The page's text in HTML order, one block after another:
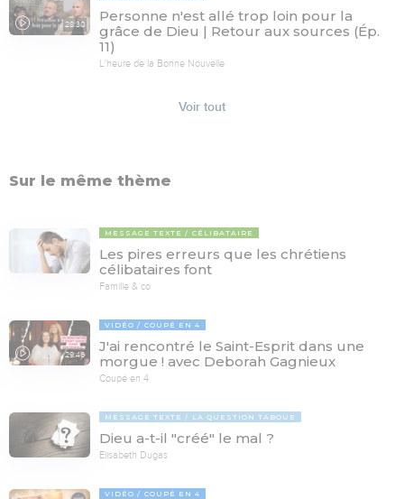
28:30
Personne n'est allé trop loin pour la
grâce de Dieu | Retour aux sources (Ép.
11)
L'heure de la Bonne Nouvelle
Voir tout
Sur le même thème
MESSAGE TEXTE CÉLIBATAIRE
Les pires erreurs que les chrétiens
célibataires font
Famille & co
29:46
VIDÉO COUPÉ EN 4
J'ai rencontré le Saint-Esprit dans une
morgue ! avec Deborah Gagnieux
Coupé en 4
MESSAGE TEXTE LA QUESTION TABOUE
Dieu a-t-il "créé" le mal ?
Elisabeth Dugas
VIDÉO COUPÉ EN 4